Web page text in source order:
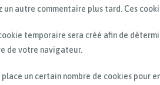
autre commentaire plus tard. Ces
temporaire sera créé afin de
de votre navigateur.
un certain nombre de cookies